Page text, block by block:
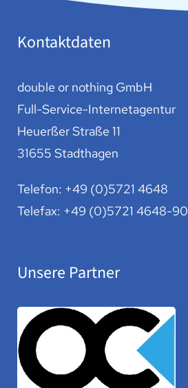
Kontaktdaten
double or nothing GmbH
Full-Service-Internetagentur
Heuerßer Straße 11
31655 Stadthagen
Telefon: +49 (0)5721 4648
Telefax: +49 (0)5721 4648-90
Unsere Partner